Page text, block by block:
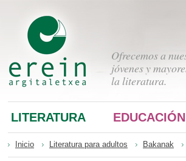
Ofrecemos a
jóvenes y
la literatura.
LITERATURA EDUCACIÓN
Inicio Literatura para adultos Bakanak